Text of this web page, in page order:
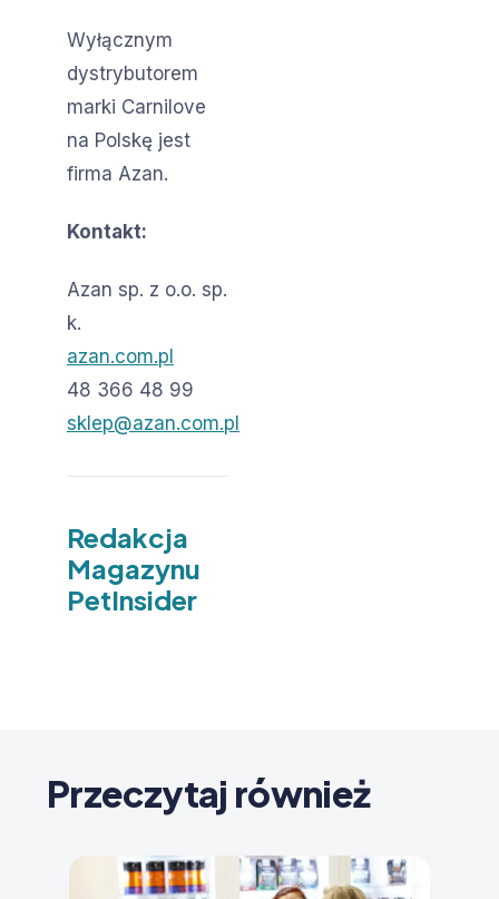
Wyłącznym
dystrybutorem
marki Carnilove
na Polskę jest
firma Azan.
Kontakt:
Azan sp. z o.o. sp.
k.
azan.com.pl
48 366 48 99
sklep@azan.com.pl
Redakcja
Magazynu
PetInsider
Przeczytaj również